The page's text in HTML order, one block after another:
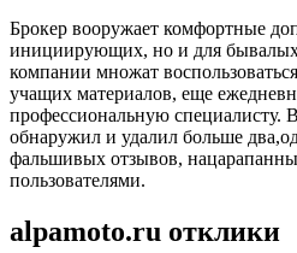
Брокер вооружает комфортные
инициирующих, но и для бывалых
компании множат
учащих материалов, еще
профессиональную специалисту.
обнаружил и удалил больше
фальшивых отзывов,
пользователями.
alpamoto.ru отклики